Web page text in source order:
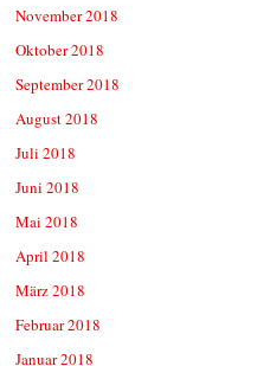
November 2018
Oktober 2018
September 2018
August 2018
Juli 2018
Juni 2018
Mai 2018
April 2018
März 2018
Februar 2018
Januar 2018